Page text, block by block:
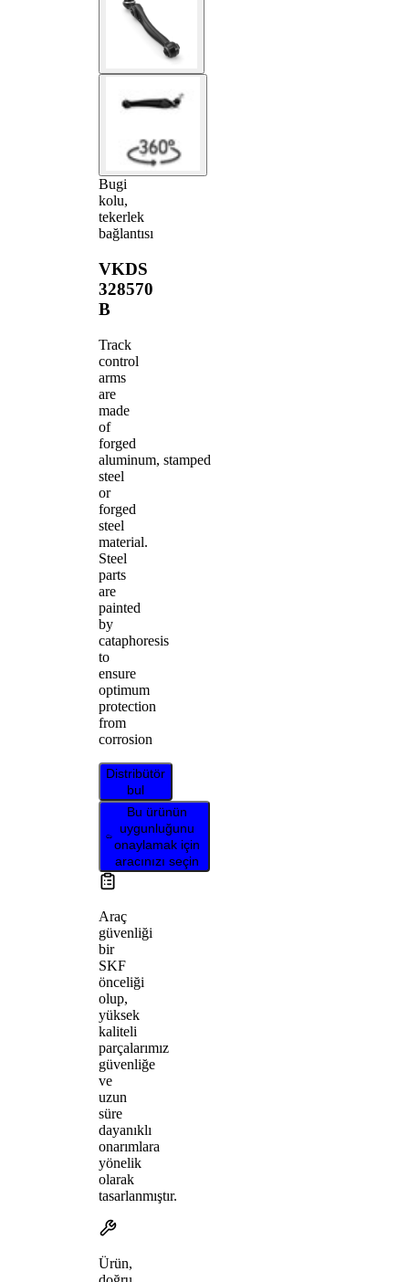
Bugi
kolu,
tekerlek
bağlantısı
VKDS
328570
B
Track
control
arms
are
made
of
forged
aluminum, stamped
steel
or
forged
steel
material.
Steel
parts
are
painted
by
cataphoresis
to
ensure
optimum
protection
from
corrosion
Distribütör
bul
Bu ürünün
uygunluğunu
onaylamak için
aracınızı seçin
Araç
güvenliği
bir
SKF
önceliği
olup,
yüksek
kaliteli
parçalarımız
güvenliğe
ve
uzun
süre
dayanıklı
onarımlara
yönelik
olarak
tasarlanmıştır.
Ürün,